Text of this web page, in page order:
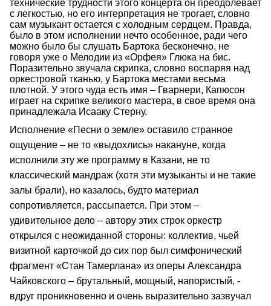
технические трудности этого концерта он преодолевает
с легкостью, но его интерпретация не трогает, словно
сам музыкант остается с холодным сердцем. Правда,
было в этом исполнении нечто особенное, ради чего
можно было бы слушать Бартока бесконечно, не
говоря уже о Мелодии из «Орфея» Глюка на бис.
Поразительно звучала скрипка, словно воспаряя над
оркестровой тканью, у Бартока местами весьма
плотной. У этого чуда есть имя – Гварнери, Капюсон
играет на скрипке великого мастера, в свое время она
принадлежала Исааку Стерну.
Исполнение «Песни о земле» оставило странное
ощущение – не то «выдохлись» накануне, когда
исполнили эту же программу в Казани, не то
классический мандраж (хотя эти музыканты и не такие
залы брали), но казалось, будто материал
сопротивляется, рассыпается. При этом –
удивительное дело – автору этих строк оркестр
открылся с неожиданной стороны: коллектив, чьей
визитной карточкой до сих пор был симфонический
фрагмент «Стан Тамерлана» из оперы Александра
Чайковского – брутальный, мощный, напористый, -
вдруг проникновенно и очень выразительно зазвучал